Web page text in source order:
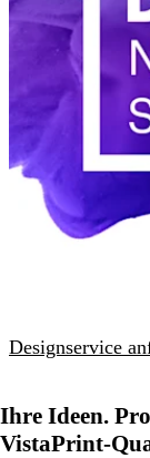
Designservice
Ihre Ideen.
VistaPrint-